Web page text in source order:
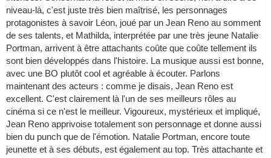
niveau-là, c'est juste très bien maîtrisé, les personnages
protagonistes à savoir Léon, joué par un Jean Reno au somment
de ses talents, et Mathilda, interprétée par une très jeune Natalie
Portman, arrivent à être attachants coûte que coûte tellement ils
sont bien développés dans l'histoire. La musique aussi est bonne,
avec une BO plutôt cool et agréable à écouter. Parlons
maintenant des acteurs : comme je disais, Jean Reno est
excellent. C'est clairement là l'un de ses meilleurs rôles au
cinéma si ce n'est le meilleur. Vigoureux, mystérieux et impliqué,
Jean Reno apprivoise totalement son personnage et donne aussi
bien du punch que de l'émotion. Natalie Portman, encore toute
jeunette et à ses débuts, est également au top. Très attachante et